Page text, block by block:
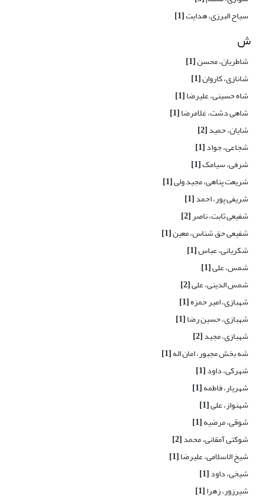
سیاح البرزی، هدایت[1]
ش
شاطریان، محسن[1]
شانازی، کاروان[1]
شاه حسینی، علیرضا[1]
شاهی دشت، غلامرضا[1]
شایان، حمید[2]
شجاعی، جواد[1]
شرفی، سیامک[1]
شریعت پناهی، مجید ولی[1]
شریفی پور، احمد[1]
شفیعی ثابت، ناصر[2]
شفیعی حق شناس، معین[1]
شکریانی، عباس[1]
شمس، علی[1]
شمس الدینی، علی[2]
شهبازی، امیر حمزه[1]
شهبازی، حسین رضا[1]
شهبازی، مجید[2]
شه بخش مجبور، امان اله[1]
شهرکی، داود[1]
شهریار، فاطمه[1]
شهنواز، علی[1]
شوقی، مرضیه[1]
شوکتی آمقانی، محمد[2]
شیخ الاسلامی، علیرضا[1]
شیخی، داود[1]
شیرزور، زهرا[1]